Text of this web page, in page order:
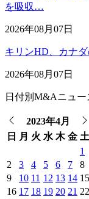
を吸収…
2026年08月07日
キリンHD、カナ
2026年08月07日
日付別M&Aニュー
2023年4月
日
月 火 水 木 金 土
1
2
3 4 5 6 7
8
9
10 11 12 13 14 15
16 17 18 19 20 21 22